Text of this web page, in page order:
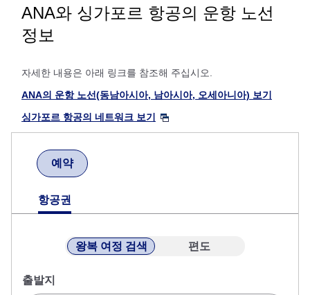
ANA와 싱가포르 항공의 운항 노선
정보
자세한 내용은 아래 링크를 참조해 주십시오.
ANA의 운항 노선(동남아시아, 남아시아, 오세아니아) 보기
싱가포르 항공의 네트워크 보기
예약
항공권
왕복 여정 검색 편도
출발지